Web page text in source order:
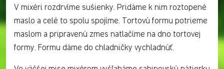
V mixéri rozdrvíme sušienky. Pridáme k nim roztopené
maslo a celé to spolu spojíme. Tortovú formu potrieme
maslom a pripravenú zmes natlačíme na dno tortovej
formy. Formu dáme do chladničky vychladnúť.